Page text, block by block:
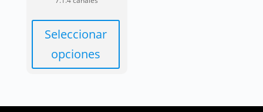
Seleccionar
opciones
tiene